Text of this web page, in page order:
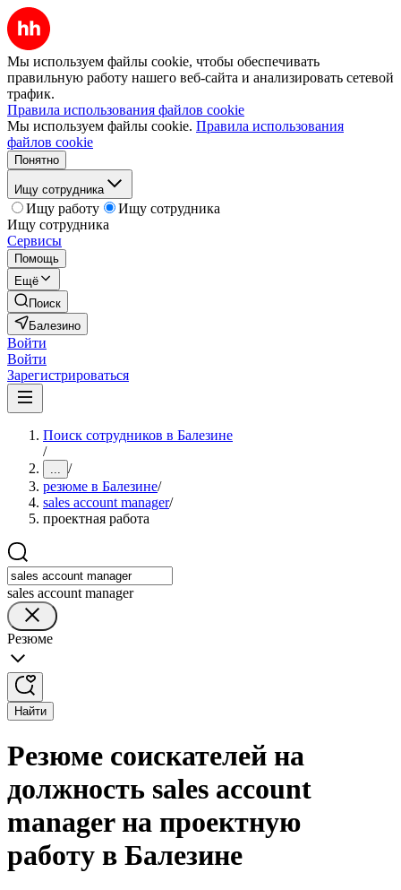
Мы используем файлы cookie, чтобы обеспечивать
правильную работу нашего веб-сайта и анализировать сетевой
трафик.
Правила использования файлов cookie
Мы используем файлы cookie. Правила использования
файлов cookie
Понятно
Ищу сотрудника
Ищу работу
Ищу сотрудника
Ищу сотрудника
Сервисы
Помощь
Ещё
Поиск
Балезино
Войти
Войти
Зарегистрироваться
Поиск сотрудников в Балезине
/
... /
резюме в Балезине/
sales account manager/
проектная работа
sales account manager
Резюме
Найти
Резюме соискателей на
должность sales account
manager на проектную
работу в Балезине